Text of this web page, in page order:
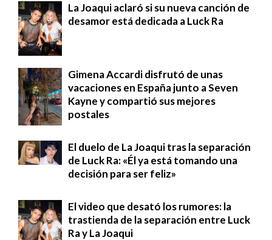
La Joaqui aclaró si su nueva canción de
desamor está dedicada a Luck Ra
Gimena Accardi disfrutó de unas
vacaciones en España junto a Seven
Kayne y compartió sus mejores
postales
El duelo de La Joaqui tras la separación
de Luck Ra: «Él ya está tomando una
decisión para ser feliz»
El video que desató los rumores: la
trastienda de la separación entre Luck
Ra y La Joaqui